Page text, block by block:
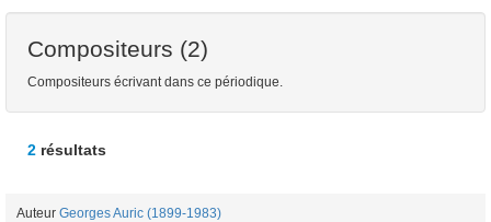
Compositeurs (2)
Compositeurs écrivant dans ce périodique.
2 résultats
Auteur Georges Auric (1899-1983)